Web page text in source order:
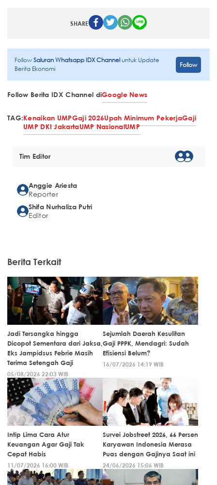
SHARE
FollowSaluran Whatsapp IDX Channeluntuk Update
Berita Ekonomi
Follow
Follow Berita IDX Channel diGoogle News
TAG:Kenaikan UMPGaji 2026Upah Minimum PekerjaGaji
UMP DKI JakartaUMP NasionalUMP
Tim Editor
Anggie Ariesta
Reporter
Shifa Nurhaliza Putri
Editor
Berita Terkait
Jadi Tersangka hingga
Dicopot Sementara dari Jaksa,
Eks Jampidsus Febrie Masih
Terima Setengah Gaji
05/08/2026 22:03 WIB
Sejumlah Daerah Kesulitan
Gaji PPPK, Mendagri: Sudah
Efisiensi Belum?
16/07/2026 14:19 WIB
Intip Lima Cara Atur
Keuangan Agar Gaji Tak
Cepat Habis
11/07/2026 16:00 WIB
Survei Jobstreet 2026, 66 Persen
Karyawan Indonesia Merasa
Puas dengan Gajinya Saat ini
24/06/2026 15:06 WIB